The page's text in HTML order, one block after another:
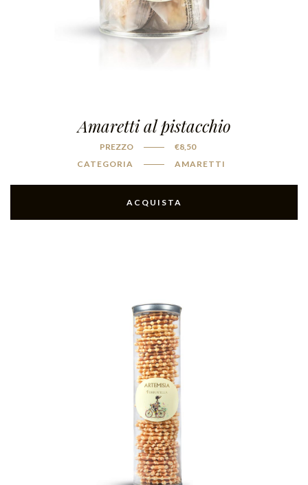
Amaretti al pistacchio
PREZZO €8,50
CATEGORIA
AMARETTI
ACQUISTA